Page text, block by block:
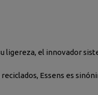
ligereza, el innovador
Essens es